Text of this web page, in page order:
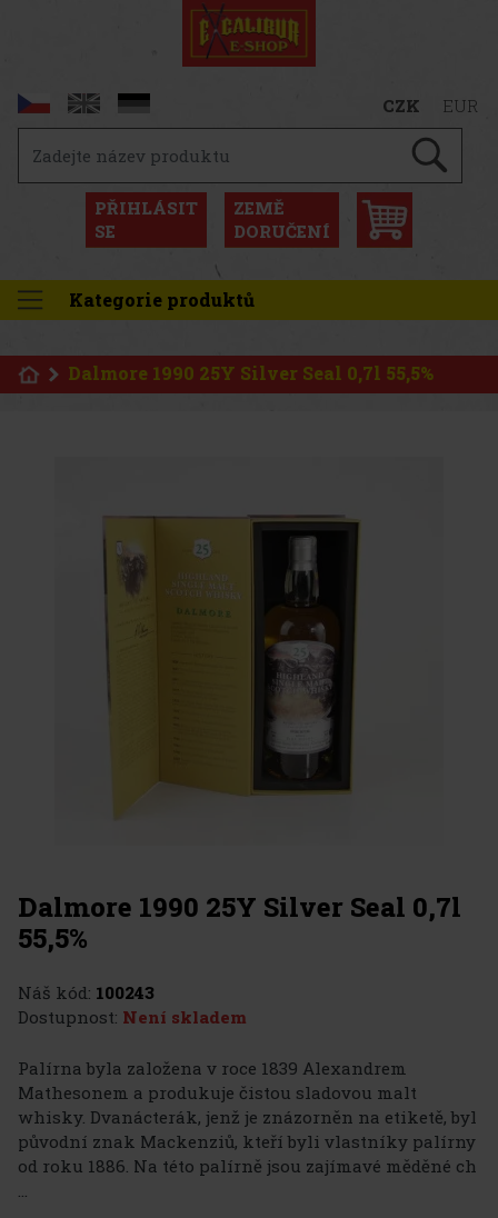
CZK EUR
PŘIHLÁSIT
SE
ZEMĚ
DORUČENÍ
Kategorie produktů
Dalmore 1990 25Y Silver Seal 0,7l 55,5%
Dalmore 1990 25Y Silver Seal 0,7l
55,5%
Náš kód: 100243
Dostupnost: Není skladem
Palírna byla založena v roce 1839 Alexandrem
Mathesonem a produkuje čistou sladovou malt
whisky. Dvanácterák, jenž je znázorněn na etiketě, byl
původní znak Mackenziů, kteří byli vlastníky palírny
od roku 1886. Na této palírně jsou zajímavé měděné ch
...